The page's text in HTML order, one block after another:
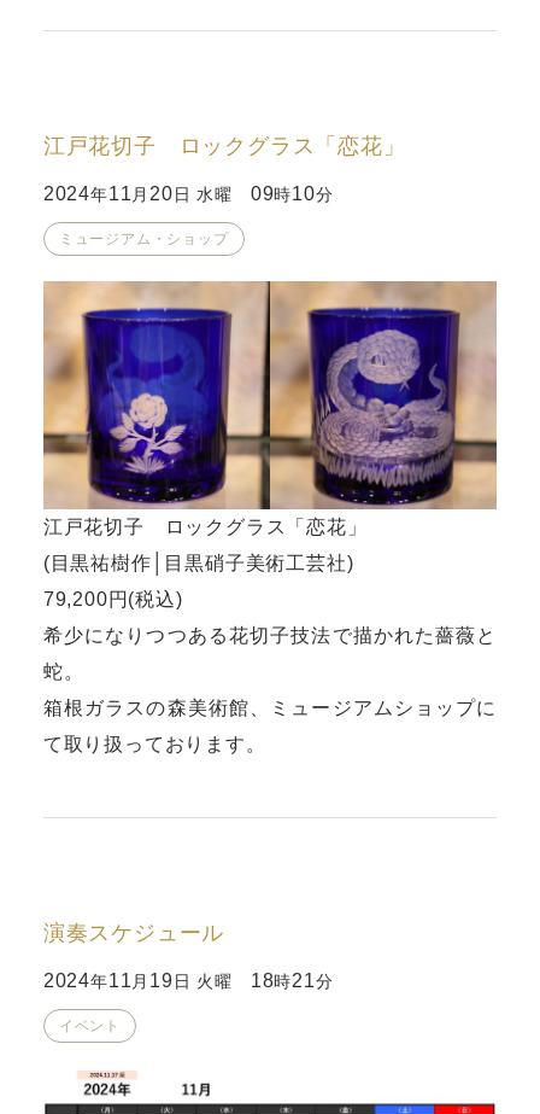
江戸花切子 ロックグラス「恋花」
2024年11月20 日 水曜 09時10分
ミュージアム・ショップ
江戸花切子 ロックグラス「恋花」
(目黒祐樹作│目黒硝子美術工芸社)
79,200円(税込)
希少になりつつある花切子技法で描かれた薔薇と
蛇。
箱根ガラスの森美術館、ミュージアムショップに
て取り扱っております。
演奏スケジュール
2024年11 月 19 日 火曜 18時21分
イベント